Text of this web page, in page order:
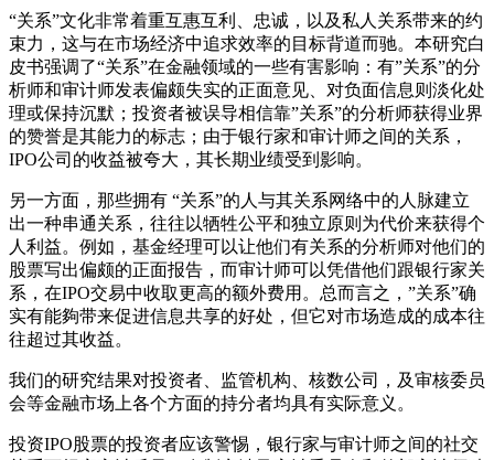
“关系”文化非常着重互惠互利、忠诚，以及私人关系带来的约
束力，这与在市场经济中追求效率的目标背道而驰。本研究白
皮书强调了“关系”在金融领域的一些有害影响：有”关系”的分
析师和审计师发表偏颇失实的正面意见、对负面信息则淡化处
理或保持沉默；投资者被误导相信靠”关系”的分析师获得业界
的赞誉是其能力的标志；由于银行家和审计师之间的关系，
IPO公司的收益被夸大，其长期业绩受到影响。
另一方面，那些拥有 “关系”的人与其关系网络中的人脉建立
出一种串通关系，往往以牺牲公平和独立原则为代价来获得个
人利益。例如，基金经理可以让他们有关系的分析师对他们的
股票写出偏颇的正面报告，而审计师可以凭借他们跟银行家关
系，在IPO交易中收取更高的额外费用。总而言之，”关系”确
实有能夠带来促进信息共享的好处，但它对市场造成的成本往
往超过其收益。
我们的研究结果对投资者、监管机构、核数公司，及审核委员
会等金融市场上各个方面的持分者均具有实际意义。
投资IPO股票的投资者应该警惕，银行家与审计师之间的社交